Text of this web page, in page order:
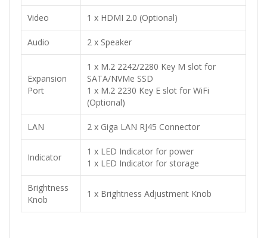
Video 1 x HDMI 2.0 (Optional)
Audio 2 x Speaker
Expansion
Port
1 x M.2 2242/2280 Key M slot for
SATA/NVMe SSD
1 x M.2 2230 Key E slot for WiFi
(Optional)
LAN 2 x Giga LAN RJ45 Connector
Indicator
1 x LED Indicator for power
1 x LED Indicator for storage
Brightness
Knob
1 x Brightness Adjustment Knob